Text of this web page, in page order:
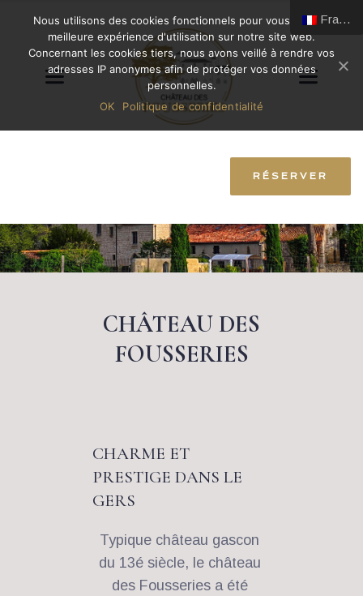
RÉSERVER
FOUSSERIES
CHARME ET
PRESTIGE DANS LE
GERS
Typique château gascon
du 13é siècle, le château
des Fousseries a été
Français
Nous utilisons des cookies fonctionnels pour vous offrir la
meilleure expérience d'utilisation sur notre site web.
Concernant les cookies tiers, nous avons veillé à rendre vos
adresses IP anonymes afin de protéger vos données
personnelles.
OK
Politique de confidentialité